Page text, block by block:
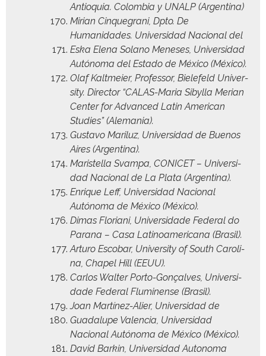
Antio­quia. Colom­bia y UNALP (Argenti­na)
Miri­an Cinque­grani, Dpto. De
Humanidades. Uni­ver­si­dad Nacional del
Eska Ele­na Solano Mene­ses, Uni­ver­si­dad
Autóno­ma del Esta­do de Méx­i­co (Méx­i­co).
Olaf Kalt­meier, Pro­fes­sor, Biele­feld Uni­ver­
si­ty. Direc­tor “CALAS-Maria Sibyl­la Mer­ian
Cen­ter for Advanced Latin Amer­i­can
Stud­ies” (Ale­ma­nia).
Gus­ta­vo Mar­iluz, Uni­ver­si­dad de Buenos
Aires (Argenti­na).
Maris­tel­la Svam­pa, CONICET – Uni­ver­si­
dad Nacional de La Pla­ta (Argenti­na).
Enrique Leff, Uni­ver­si­dad Nacional
Autóno­ma de Méx­i­co (Méx­i­co).
Dimas Flo­ri­ani, Uni­ver­si­dade Fed­er­al do
Parana – Casa Lati­noamer­i­cana (Brasil).
Arturo Esco­bar, Uni­ver­si­ty of South Car­oli­
na, Chapel Hill (EEUU).
Car­los Wal­ter Por­to-Gonçalves, Uni­ver­si­
dade Fed­er­al Flu­mi­nense (Brasil).
Joan Martínez-Alier, Uni­ver­si­dad de
Guadalupe Valen­cia, Uni­ver­si­dad
Nacional Autóno­ma de Méx­i­co (Méx­i­co).
David Barkin, Uni­ver­si­dad Autono­ma